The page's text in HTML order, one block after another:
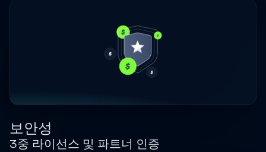
보안성
3중 라이선스 및 파트너 인증